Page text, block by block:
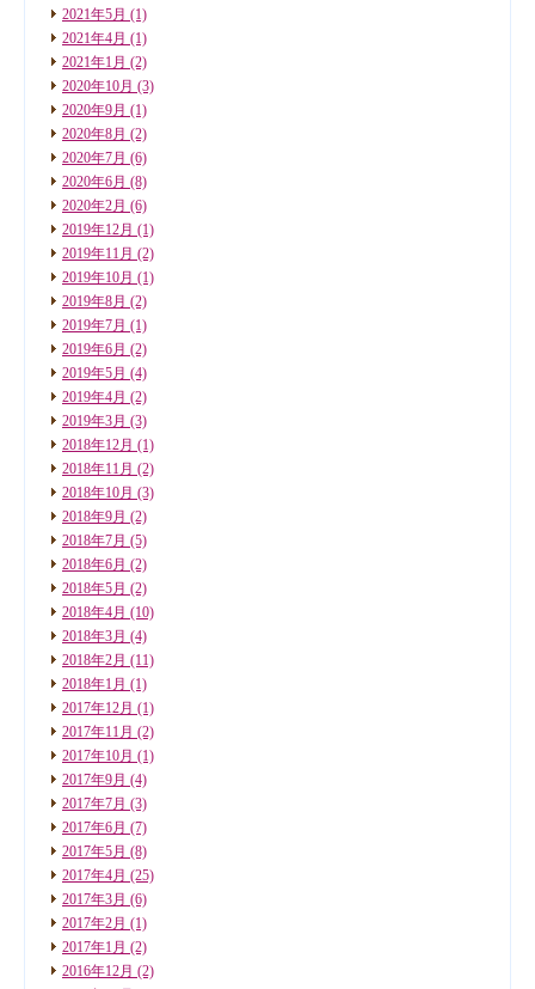
2021年5月 (1)
2021年4月 (1)
2021年1月 (2)
2020年10月 (3)
2020年9月 (1)
2020年8月 (2)
2020年7月 (6)
2020年6月 (8)
2020年2月 (6)
2019年12月 (1)
2019年11月 (2)
2019年10月 (1)
2019年8月 (2)
2019年7月 (1)
2019年6月 (2)
2019年5月 (4)
2019年4月 (2)
2019年3月 (3)
2018年12月 (1)
2018年11月 (2)
2018年10月 (3)
2018年9月 (2)
2018年7月 (5)
2018年6月 (2)
2018年5月 (2)
2018年4月 (10)
2018年3月 (4)
2018年2月 (11)
2018年1月 (1)
2017年12月 (1)
2017年11月 (2)
2017年10月 (1)
2017年9月 (4)
2017年7月 (3)
2017年6月 (7)
2017年5月 (8)
2017年4月 (25)
2017年3月 (6)
2017年2月 (1)
2017年1月 (2)
2016年12月 (2)